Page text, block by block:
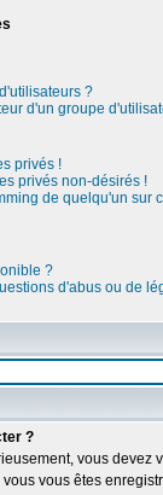
?
d'un groupe
privés !
privés non-désirés !
de quelqu'un sur
?
d'abus ou de
?
vous
vous êtes